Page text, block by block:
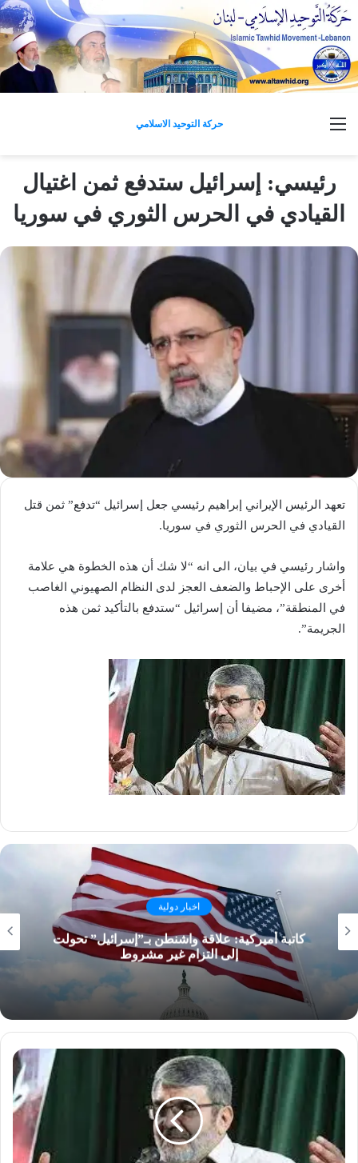
حركة التوحيد الاسلامي القائمة
رئيسي: إسرائيل ستدفع ثمن اغتيال
القيادي في الحرس الثوري في سوريا
تعهد الرئيس الإيراني إبراهيم رئيسي جعل إسرائيل “تدفع” ثمن قتل
القيادي في الحرس الثوري في سوريا.
واشار رئيسي في بيان، الى انه “لا شك أن هذه الخطوة هي علامة
أخرى على الإحباط والضعف العجز لدى النظام الصهيوني الغاصب
في المنطقة”، مضيفا أن إسرائيل “ستدفع بالتأكيد ثمن هذه
الجريمة”.
اخبار دولية
كاتبة أميركية: علاقة واشنطن بـ”إسرائيل” تحولت
إلى التزام غير مشروط